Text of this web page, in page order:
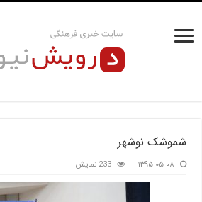
شموشک نوشهر
۱۳۹۵-۰۵-۰۸ 233 نمایش